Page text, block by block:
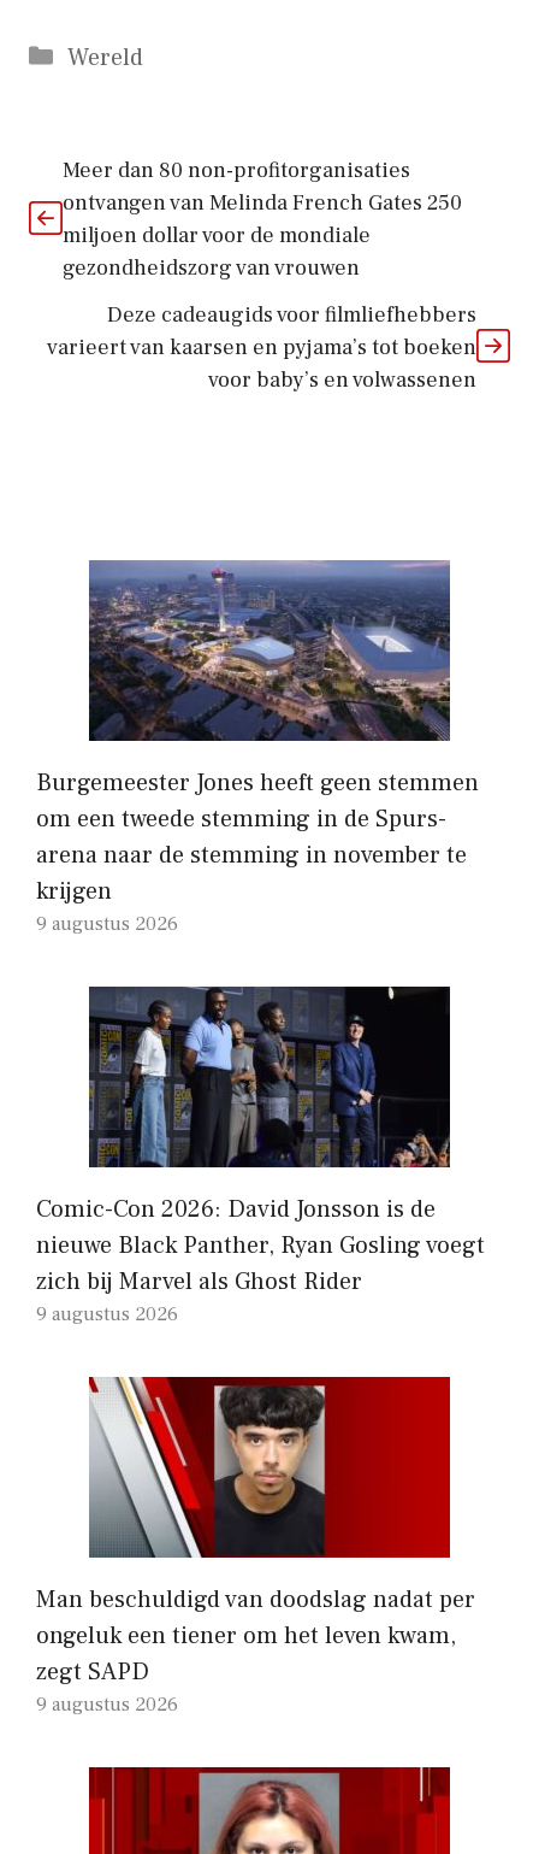
Categorieën
Wereld
Meer dan 80 non-profitorganisaties
ontvangen van Melinda French Gates 250
miljoen dollar voor de mondiale
gezondheidszorg van vrouwen
Deze cadeaugids voor filmliefhebbers
varieert van kaarsen en pyjama’s tot boeken
voor baby’s en volwassenen
Burgemeester Jones heeft geen stemmen
om een ​​tweede stemming in de Spurs-
arena naar de stemming in november te
krijgen
9 augustus 2026
Comic-Con 2026: David Jonsson is de
nieuwe Black Panther, Ryan Gosling voegt
zich bij Marvel als Ghost Rider
9 augustus 2026
Man beschuldigd van doodslag nadat per
ongeluk een tiener om het leven kwam,
zegt SAPD
9 augustus 2026